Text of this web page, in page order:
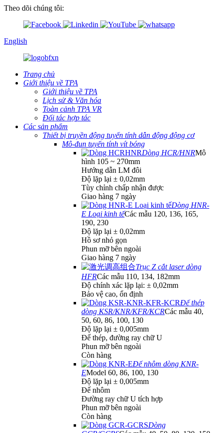
Theo dõi chúng tôi:
English
Trang chủ
Giới thiệu về TPA
Giới thiệu về TPA
Lịch sử & Văn hóa
Toàn cảnh TPA VR
Đối tác hợp tác
Các sản phẩm
Thiết bị truyền động tuyến tính dẫn động động cơ
Mô-đun tuyến tính vít bóng
Dòng HCR/HNRMô
hình 105 ~ 270mm
Hướng dẫn LM đôi
Độ lặp lại ± 0,02mm
Tùy chỉnh chấp nhận được
Giao hàng 7 ngày
Dòng HNR-
E Loại kinh tếCác mẫu 120, 136, 165,
190, 230
Độ lặp lại ± 0,02mm
Hồ sơ nhỏ gọn
Phun mỡ bên ngoài
Giao hàng 7 ngày
Trục Z cắt laser dòng
HFRCác mẫu 110, 134, 182mm
Độ chính xác lặp lại: ± 0,02mm
Bảo vệ cao, ổn định
Đế thép
dòng KSR/KNR/KFR/KCRCác mẫu 40,
50, 60, 86, 100, 130
Độ lặp lại ± 0,005mm
Đế thép, đường ray chữ U
Phun mỡ bên ngoài
Còn hàng
Đế nhôm dòng KNR-
EModel 60, 86, 100, 130
Độ lặp lại ± 0,005mm
Đế nhôm
Đường ray chữ U tích hợp
Phun mỡ bên ngoài
Còn hàng
Dòng